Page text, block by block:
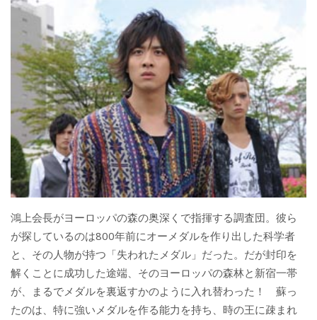
鴻上会長がヨーロッパの森の奥深くで指揮する調査団。彼ら
が探しているのは800年前にオーメダルを作り出した科学者
と、その人物が持つ「失われたメダル」だった。だが封印を
解くことに成功した途端、そのヨーロッパの森林と新宿一帯
が、まるでメダルを裏返すかのように入れ替わった！ 蘇っ
たのは、特に強いメダルを作る能力を持ち、時の王に疎まれ